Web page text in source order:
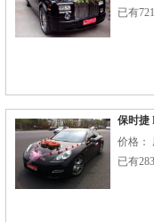
已有
保时捷
价格：
已有